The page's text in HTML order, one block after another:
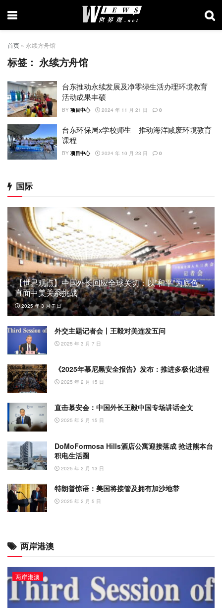
首页 » 永续方舟馆
标签：永续方舟馆
台东推动永续发展及净零绿生活办理环境教育
活动成果丰硕
BY 项目中心 2024 年 11 月 21 日 0
台东环保局x学校师生 推动海洋减废环境教育
课程
BY 项目中心 2024 年 10 月 23 日 0
国际
【世界观点】中国外长回应全球关切：以”和平”为底色，
直面中美关系挑战
2025 年 3 月 7 日
外交主题记者会丨王毅对美连发五问
2025 年 3 月 7 日
《2025年慕尼黑安全报告》发布：推进多极化进程
2025 年 2 月 15 日
直击慕安会：中国外长王毅中国专场讲话全文
2025 年 2 月 15 日
DoMoFormosa Hills酒店公寓迎接落成 抢进熊本台
积电生活圈
2025 年 2 月 13 日
特朗普惊语：美国将接管及拥有加沙地带
2025 年 2 月 5 日
两岸港澳
两岸港澳